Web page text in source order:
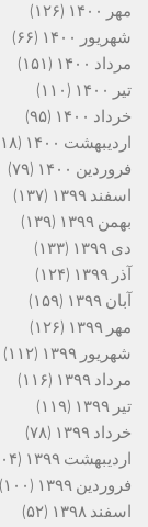
مهر ۱۴۰۰
(۱۲۶)
شهریور ۱۴۰۰
(۶۶)
مرداد ۱۴۰۰
(۱۵۱)
تیر ۱۴۰۰
(۱۱۰)
خرداد ۱۴۰۰
(۹۵)
اردیبهشت ۱۴۰۰
(۱۱۸)
فروردین ۱۴۰۰
(۷۹)
اسفند ۱۳۹۹
(۱۳۷)
بهمن ۱۳۹۹
(۱۳۹)
دی ۱۳۹۹
(۱۳۳)
آذر ۱۳۹۹
(۱۲۴)
آبان ۱۳۹۹
(۱۵۹)
مهر ۱۳۹۹
(۱۲۶)
شهریور ۱۳۹۹
(۱۱۲)
مرداد ۱۳۹۹
(۱۱۶)
تیر ۱۳۹۹
(۱۱۹)
خرداد ۱۳۹۹
(۷۸)
اردیبهشت ۱۳۹۹
(۱۰۴)
فروردین ۱۳۹۹
(۱۰۰)
اسفند ۱۳۹۸
(۵۲)